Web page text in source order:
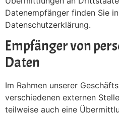
Datenempfänger finden Sie
Datenschutzerklärung.
Empfänger von
Daten
Im Rahmen unserer
verschiedenen externen
teilweise auch eine